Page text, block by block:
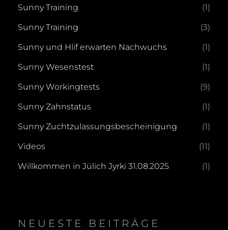
Sunny Training (1)
Sunny Training (3)
Sunny und Hlif erwarten Nachwuchs (1)
Sunny Wesenstest (1)
Sunny Workingtests (9)
Sunny Zahnstatus (1)
Sunny Zuchtzulassungsbescheinigung (1)
Videos (11)
Willkommen in Jülich Jyrki 31.08.2025 (1)
NEUESTE BEITRÄGE